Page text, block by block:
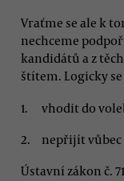
Vraťme se ale k
nechceme
kandidátů a z
štítem. Logicky
vhodit do
nepřijít vůbec
Ústavní zákon č.